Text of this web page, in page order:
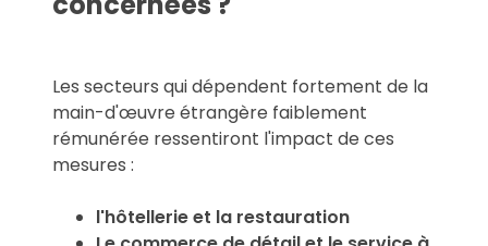
Les secteurs qui dépendent fortement de la
main-d'œuvre étrangère faiblement
rémunérée ressentiront l'impact de ces
mesures :
l'hôtellerie et la restauration